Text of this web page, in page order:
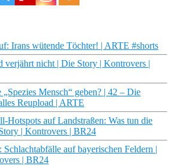
Irans wütende Töchter! | ARTE #shorts
verjährt nicht | Die Story | Kontrovers |
„Spezies Mensch“ geben? | 42 – Die
Reupload | ARTE
Hotspots auf Landstraßen: Was tun die
| Kontrovers | BR24
auf bayerischen Feldern |
| BR24